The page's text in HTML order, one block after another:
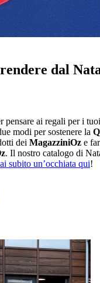
dal
pensare ai regali per i
modi per sostenere la
dei MagazziniOz e
. Il nostro catalogo di
subito un’occhiata qui!